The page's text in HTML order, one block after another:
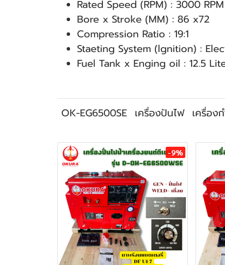
Rated Speed (RPM) : 3000 RPM
Bore x Stroke (MM) : 86 x72
Compression Ratio : 19:1
Staeting System (lgnition) :
Fuel Tank x Enging oil : 12.5
OK-EG6500SE เครื่องปันไฟ เครื่อง
-9%